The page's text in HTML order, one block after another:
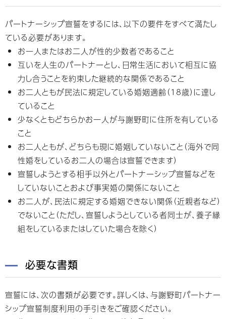
パートナーシップ宣誓をするには、以下の要件をすべて満たし
ている必要があります。
お一人またはお二人が性的少数者であること
互いを人生のパートナーとし、日常生活において相互に協
力し合うことを約束した継続的な関係であること
お二人ともが民法に規定している婚姻適齢（18歳）に達し
ていること
少なくともどちらかお一人が与謝野町に住所を有している
こと
お二人ともが、どちらも現に婚姻していないこと（海外で同
性婚をしているお二人の場合は宣誓できます）
宣誓しようとする相手以外とパートナーシップ宣誓などを
していないことおよび事実婚の関係にないこと
お二人が、民法に規定する婚姻できない関係（近親者など）
でないこと（ただし、宣誓しようとしている者同士が、養子縁
組をしているまたはしていた場合を除く）
必要な書類
宣誓には、次の書類が必要です。詳しくは、与謝野町パートナー
シップ宣誓制度利用の手引きをご確認ください。